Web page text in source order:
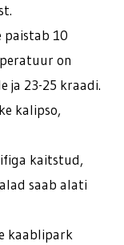
paistab 10
on
ja 23-25 kraadi.
kalipso,
kaitstud,
saab alati
kaablipark